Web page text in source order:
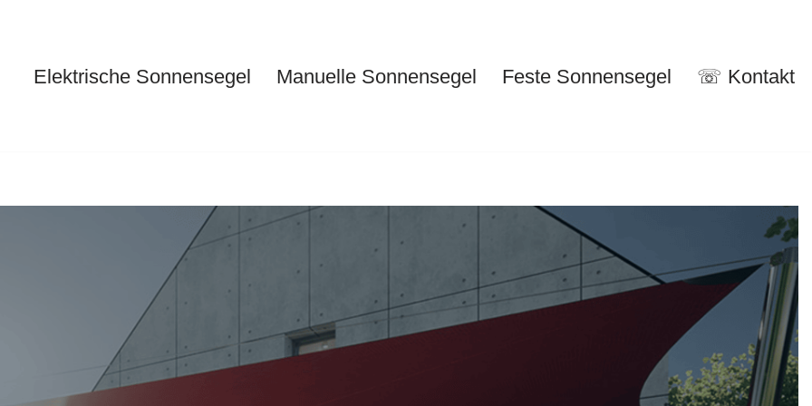
Elektrische Sonnensegel Manuelle Sonnensegel Feste Sonnensegel ☏ Kontakt